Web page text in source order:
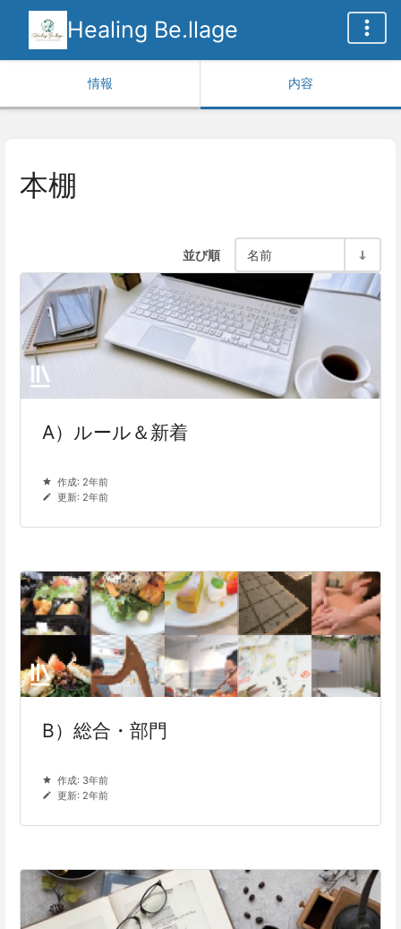
Healing Be.llage
情報 内容
本棚
並び順 名前
A）ルール＆新着
作成: 2年前
更新: 2年前
B）総合・部門
作成: 3年前
更新: 2年前